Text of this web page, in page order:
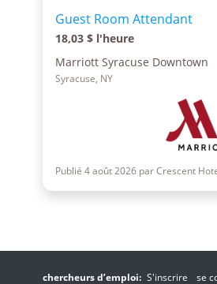
Guest Room Attendant
18,03 $ l'heure
Marriott Syracuse Downtown
Syracuse, NY
Publié 4 août 2026 par Crescent
chercheurs d’emploi: S'inscrire se